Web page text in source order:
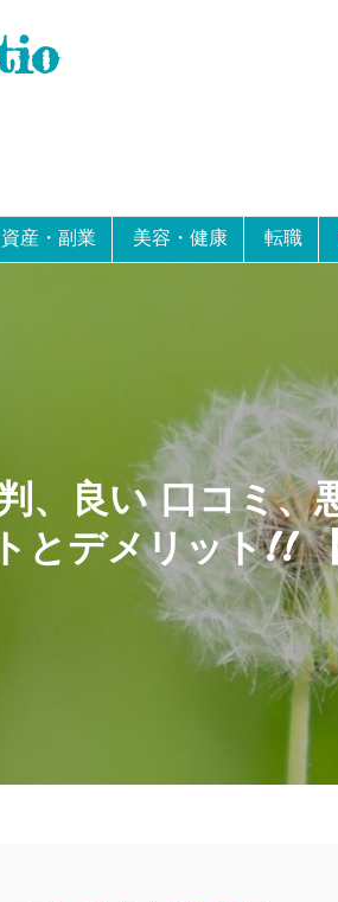
産・副業 美容・健康 転職
、良い 口コミ、
とデメリット!! 【